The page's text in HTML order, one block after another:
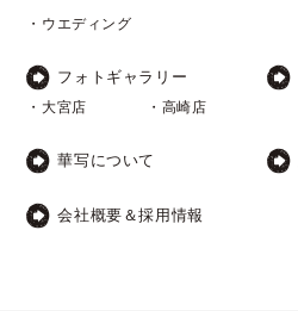
・ウエディング
フォトギャラリー
・大宮店 ・高崎店
華写について
会社概要＆採用情報